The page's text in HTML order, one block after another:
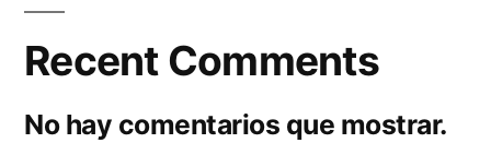
Recent Comments
No hay comentarios que mostrar.